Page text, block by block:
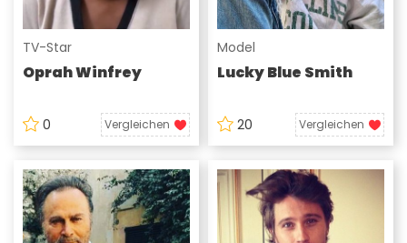
TV-Star
Oprah Winfrey
0 Vergleichen
Model
Lucky Blue Smith
20 Vergleichen